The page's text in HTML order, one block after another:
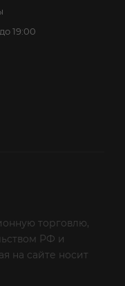
19:00
торговлю,
РФ и
на сайте носит